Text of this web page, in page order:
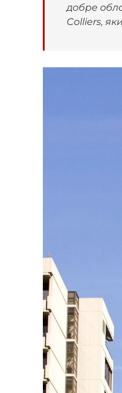
добре
Colliers,